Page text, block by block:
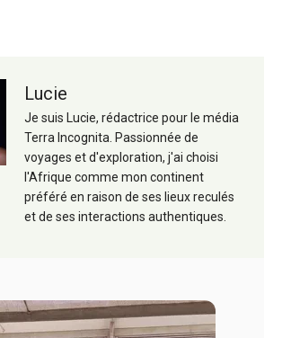
Lucie
Je suis Lucie, rédactrice pour le média
Terra Incognita. Passionnée de
voyages et d'exploration, j'ai choisi
l'Afrique comme mon continent
préféré en raison de ses lieux reculés
et de ses interactions authentiques.